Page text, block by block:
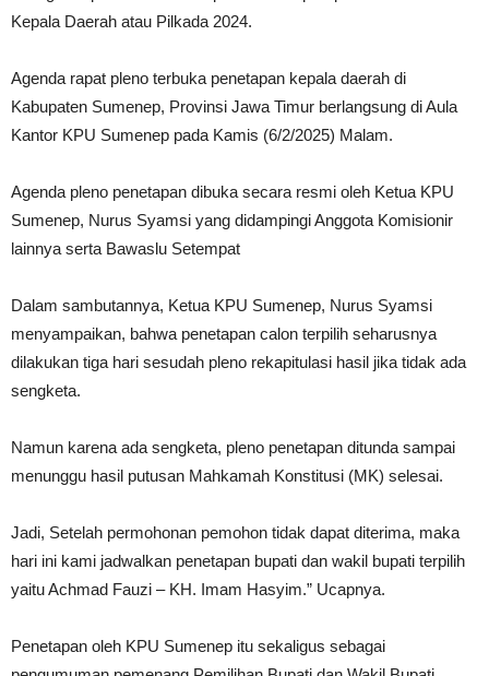
Kepala Daerah atau Pilkada 2024.
Agenda rapat pleno terbuka penetapan kepala daerah di
Kabupaten Sumenep, Provinsi Jawa Timur berlangsung di Aula
Kantor KPU Sumenep pada Kamis (6/2/2025) Malam.
Agenda pleno penetapan dibuka secara resmi oleh Ketua KPU
Sumenep, Nurus Syamsi yang didampingi Anggota Komisionir
lainnya serta Bawaslu Setempat
Dalam sambutannya, Ketua KPU Sumenep, Nurus Syamsi
menyampaikan, bahwa penetapan calon terpilih seharusnya
dilakukan tiga hari sesudah pleno rekapitulasi hasil jika tidak ada
sengketa.
Namun karena ada sengketa, pleno penetapan ditunda sampai
menunggu hasil putusan Mahkamah Konstitusi (MK) selesai.
Jadi, Setelah permohonan pemohon tidak dapat diterima, maka
hari ini kami jadwalkan penetapan bupati dan wakil bupati terpilih
yaitu Achmad Fauzi – KH. Imam Hasyim.” Ucapnya.
Penetapan oleh KPU Sumenep itu sekaligus sebagai